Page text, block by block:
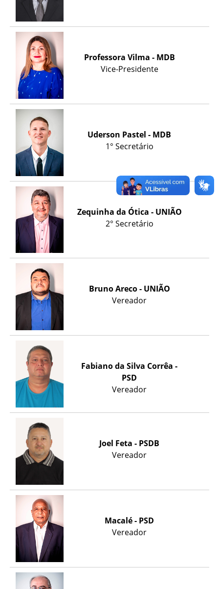
Professora Vilma - MDB
Vice-Presidente
Uderson Pastel - MDB
1° Secretário
Zequinha da Ótica - UNIÃO
2° Secretário
Bruno Areco - UNIÃO
Vereador
Fabiano da Silva Corrêa -
PSD
Vereador
Joel Feta - PSDB
Vereador
Macalé - PSD
Vereador